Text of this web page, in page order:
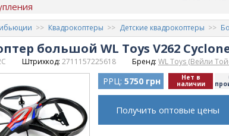
Квадрокоптеры Детские квадрокоптеры
большой WL Toys V262
Штрихкод: 2711157225618 Бренд: WL Toys (Вейли
РРЦ: 5750 грн Нет в
наличии
Получить оптовые цены